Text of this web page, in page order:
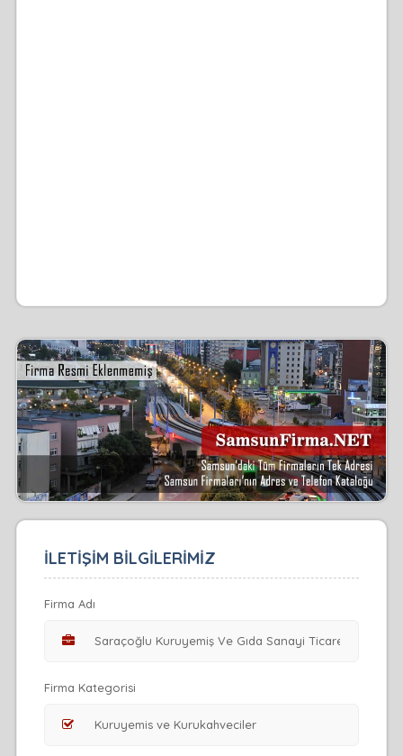
İLETİŞİM BİLGİLERİMİZ
Firma Adı
Firma Kategorisi